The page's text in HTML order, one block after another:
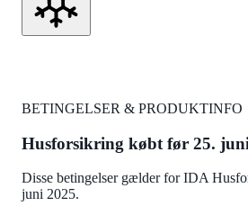
BETINGELSER & PRODUKTINFO
Husforsikring købt før 25.
Disse betingelser gælder for IDA
juni 2025.